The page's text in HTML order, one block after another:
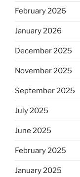
February 2026
January 2026
December 2025
November 2025
September 2025
July 2025
June 2025
February 2025
January 2025